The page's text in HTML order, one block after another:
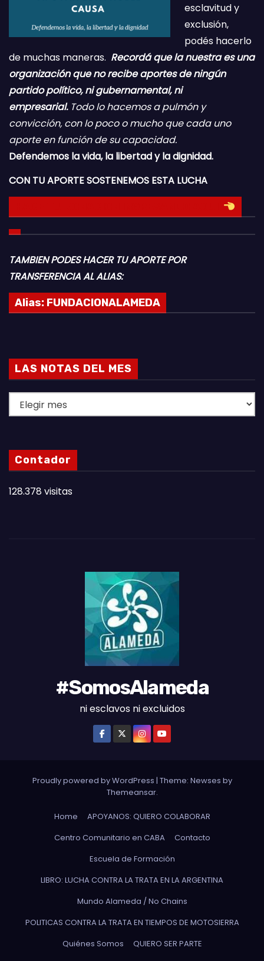
esclavitud y
exclusión,
podés hacerlo
de muchas maneras. Recordá que la nuestra es una
organización que no recibe aportes de ningún
partido político, ni gubernamental, ni
empresarial.Todo lo hacemos a pulmón y
convicción, con lo poco o mucho que cada uno
aporte en función de su capacidad.
Defendemos la vida, la libertad y la dignidad.
CON TU APORTE SOSTENEMOS ESTA LUCHA
TAMBIEN PODES HACER TU APORTE POR
TRANSFERENCIA AL ALIAS:
Alias: FUNDACIONALAMEDA
LAS NOTAS DEL MES
A
N
O
A
Contador
128.378 visitas
#SomosAlameda
ni esclavos ni excluidos
Proudly powered by WordPress | Theme: Newses by
Themeansar.
Home
APOYANOS: QUIERO COLABORAR
Centro Comunitario en CABA
Contacto
Escuela de Formación
LIBRO: LUCHA CONTRA LA TRATA EN LA ARGENTINA
Mundo Alameda / No Chains
POLITICAS CONTRA LA TRATA EN TIEMPOS DE MOTOSIERRA
Quiénes Somos
QUIERO SER PARTE